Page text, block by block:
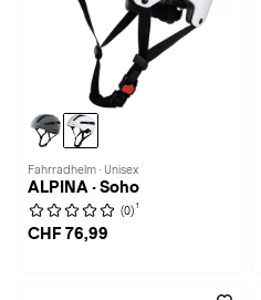
Fahrradhelm · Unisex
ALPINA · Soho
(0) 1
CHF 76,99